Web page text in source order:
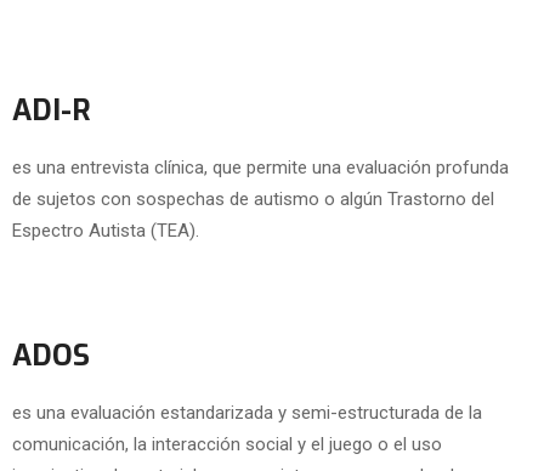
ADI-R
es una entrevista clínica, que permite una evaluación profunda
de sujetos con sospechas de autismo o algún Trastorno del
Espectro Autista (TEA).
ADOS
es una evaluación estandarizada y semi-estructurada de la
comunicación, la interacción social y el juego o el uso